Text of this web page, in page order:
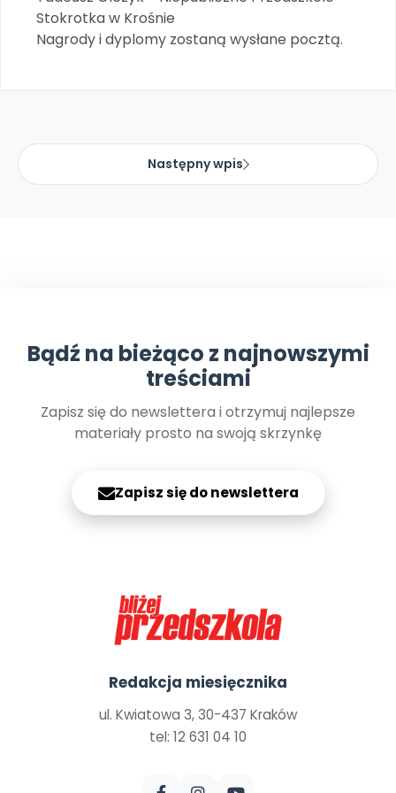
Pomoc
Promocje
Stokrotka w Krośnie
Nagrody i dyplomy zostaną wysłane pocztą.
Następny wpis
Bądź na bieżąco z najnowszymi
treściami
Zapisz się do newslettera i otrzymuj najlepsze
materiały prosto na swoją skrzynkę
Zapisz się do newslettera
Redakcja miesięcznika
ul. Kwiatowa 3, 30-437 Kraków
tel: 12 631 04 10